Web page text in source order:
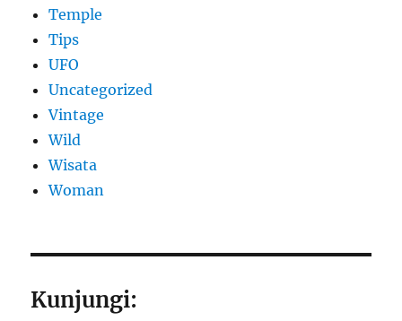
Temple
Tips
UFO
Uncategorized
Vintage
Wild
Wisata
Woman
Kunjungi: